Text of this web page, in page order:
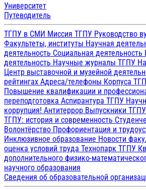
Университет
Путеводитель
ТГПУ в СМИ Миссия ТГПУ Руководство
Факультеты, институты Научная
деятельность Социальная деятельность
деятельность Научные журналы ТГПУ
Центр выставочной и музейной
рейтингах Адреса/телефоны Корпуса
Повышение квалификации и
переподготовка Аспирантура ТГПУ
коррупция! Антитеррор Выпускники ТГПУ
ТГПУ: история и современность
Волонтёрство Профориентация и
Инклюзивное образование Новости
оценка условий труда Технопарк ТГПУ
дополнительного физико-
научного образования
Сведения об образовательной